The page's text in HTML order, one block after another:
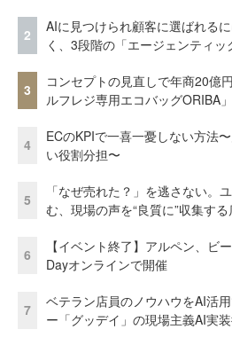
2
AIに見つけられ顧客に選ばれる
く、3段階の「エージェンティ
3
コンセプトの見直しで年商20
ルフレジ専用エコバッグORIBA
4
ECのKPIで一喜一憂しない方法
い役割分担〜
5
「なぜ売れた？」を逃さない。
む、現場の声を“良質に”収集す
6
【イベント終了】アルペン、ビ
Dayオンラインで開催
7
ベテラン店員のノウハウをAI活
ー「グッデイ」の現場主義AI実